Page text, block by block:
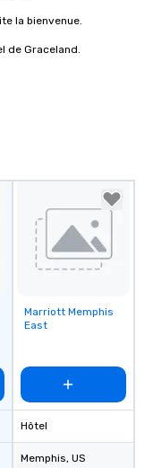
la bienvenue.
de Graceland.
Removed from
favorites
Marriott Memphis
East
Hôtel
Memphis, US